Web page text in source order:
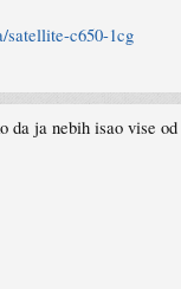
satellite-c650-1cg
da ja nebih isao vise